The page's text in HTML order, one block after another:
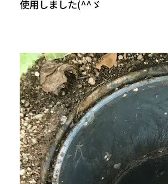
使用しました(^^ゞ